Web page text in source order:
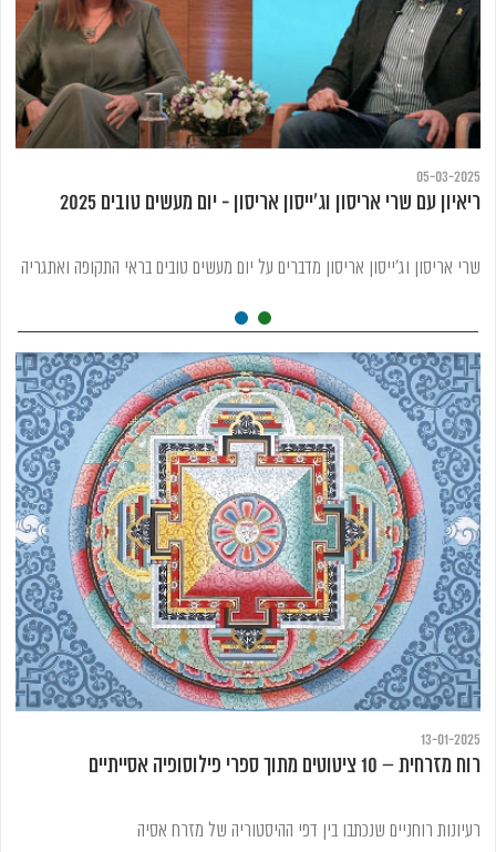
05-03-2025
ריאיון עם שרי אריסון וג'ייסון אריסון - יום מעשים טובים 2025
שרי אריסון וג'ייסון אריסון מדברים על יום מעשים טובים בראי התקופה ואתגריה
13-01-2025
רוח מזרחית – 10 ציטוטים מתוך ספרי פילוסופיה אסייתיים
רעיונות רוחניים שנכתבו בין דפי ההיסטוריה של מזרח אסיה